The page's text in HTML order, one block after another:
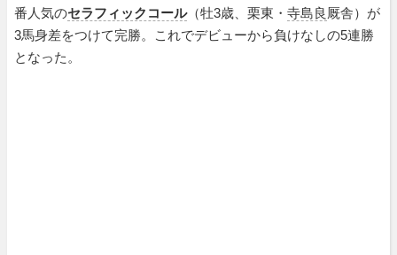
番人気のセラフィックコール（牡3歳、栗東・ 寺島良厩舎）が
3馬身差をつけて完勝。これでデビューから負けなしの5連勝
となった。